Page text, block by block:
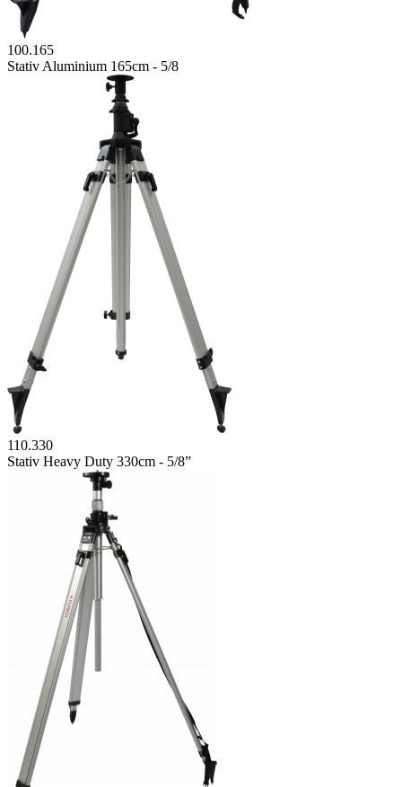
100.165
Stativ Aluminium 165cm - 5/8
110.330
Stativ Heavy Duty 330cm - 5/8”